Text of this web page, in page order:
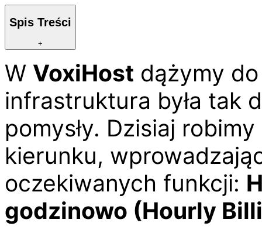
Spis Treści
+
W VoxiHost dążymy
infrastruktura była tak
pomysły. Dzisiaj
kierunku,
oczekiwanych funkcji:
godzinowo (Hourly